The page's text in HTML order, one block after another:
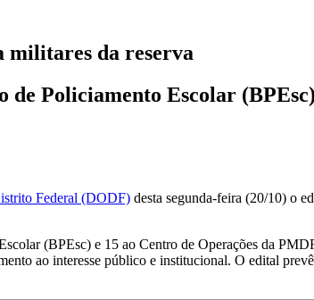
militares da reserva
Policiamento Escolar
Federal (DODF) desta segunda-feira (20/10) o
(BPEsc) e 15 ao Centro de Operações da
ao interesse público e institucional. O edital